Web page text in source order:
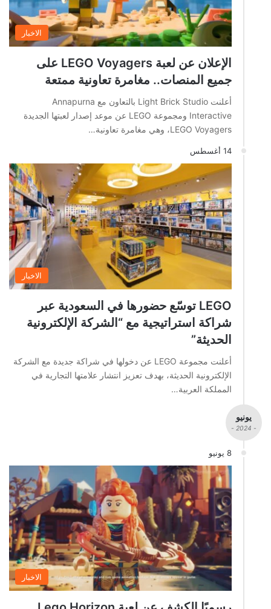
الاخبار
الإعلان عن لعبة LEGO Voyagers على
جميع المنصات.. مغامرة تعاونية ممتعة
أعلنت Light Brick Studio بالتعاون مع Annapurna
Interactive ومجموعة LEGO عن موعد إصدار لعبتها الجديدة
LEGO Voyagers، وهي مغامرة تعاونية…
14 أغسطس
الاخبار
LEGO توسّع حضورها في السعودية عبر
شراكة استراتيجية مع “الشركة الإلكترونية
الحديثة”
أعلنت مجموعة LEGO عن دخولها في شراكة جديدة مع الشركة
الإلكترونية الحديثة، بهدف تعزيز انتشار علامتها التجارية في
المملكة العربية…
يونيو
- 2024 -
8 يونيو
الاخبار